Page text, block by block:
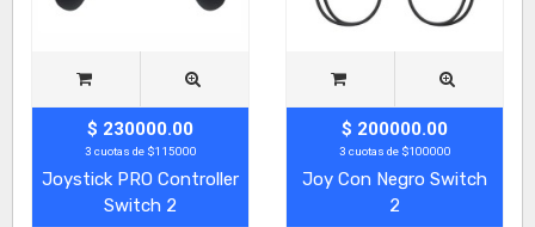
$ 230000.00
3 cuotas de $115000
Joystick PRO Controller
Switch 2
$ 200000.00
3 cuotas de $100000
Joy Con Negro Switch
2